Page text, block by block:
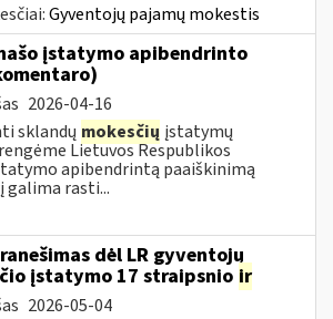
Gyventojų pajamų mokestis
įstatymo apibendrinto
2026-04-16
sklandų mokesčių įstatymų
Lietuvos Respublikos
apibendrintą paaiškinimą
rasti...
dėl LR gyventojų
įstatymo 17 straipsnio ir
2026-05-04